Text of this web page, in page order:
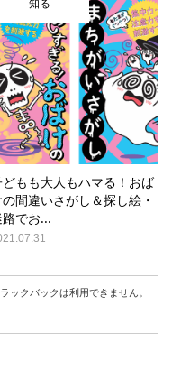
知る
どもも大人もハマる！おば
の間違いさがし＆探し絵・
路でお...
ラックバックは利用できません。